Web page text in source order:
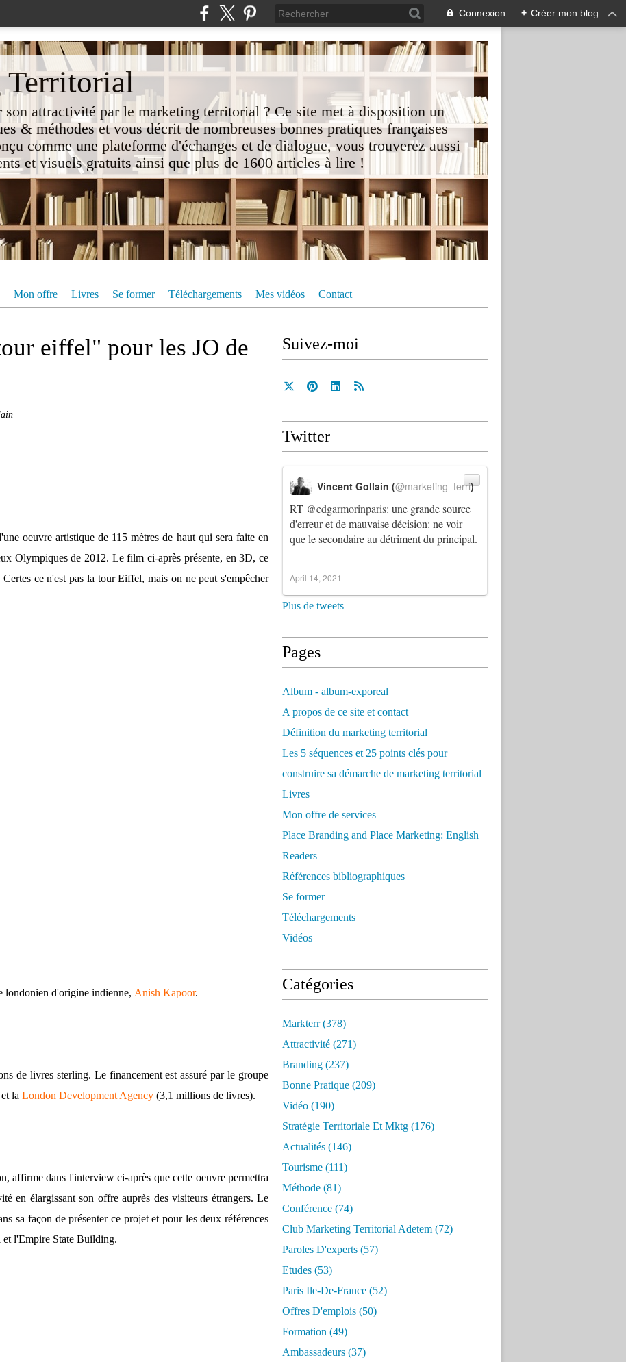
Connexion + Créer mon blog
Territorial
son attractivité par le marketing territorial ? Ce site met à disposition un
& méthodes et vous décrit de nombreuses bonnes pratiques françaises
comme une plateforme d'échanges et de dialogue, vous trouverez aussi
et visuels gratuits ainsi que plus de 1600 articles à lire !
Mon offre Livres Se former Téléchargements Mes vidéos Contact
eiffel" pour les JO de
oeuvre artistique de 115 mètres de haut qui sera faite en
Olympiques de 2012. Le film ci-après présente, en 3D, ce
ce n'est pas la tour Eiffel, mais on ne peut s'empêcher
londonien d'origine indienne, Anish Kapoor.
de livres sterling. Le financement est assuré par le groupe
la London Development Agency (3,1 millions de livres).
affirme dans l'interview ci-après que cette oeuvre permettra
en élargissant son offre auprès des visiteurs étrangers. Le
sa façon de présenter ce projet et pour les deux références
et l'Empire State Building.
Suivez-moi
Twitter
RT @edgarmorinparis: une grande source
d'erreur et de mauvaise décision: ne voir
que le secondaire au détriment du principal.
Vincent Gollain (@marketing_terri)
April 14, 2021
Plus de tweets
Pages
Album - album-exporeal
A propos de ce site et contact
Définition du marketing territorial
Les 5 séquences et 25 points clés pour
construire sa démarche de marketing territorial
Livres
Mon offre de services
Place Branding and Place Marketing: English
Readers
Références bibliographiques
Se former
Téléchargements
Vidéos
Catégories
Markterr(378)
Attractivité (271)
Branding (237)
Bonne Pratique (209)
Vidéo (190)
Stratégie Territoriale Et Mktg (176)
Actualités (146)
Tourisme (111)
Méthode (81)
Conférence (74)
Club Marketing Territorial Adetem (72)
Paroles D'experts (57)
Etudes (53)
Paris Ile-De-France (52)
Offres D'emplois (50)
Formation (49)
Ambassadeurs (37)